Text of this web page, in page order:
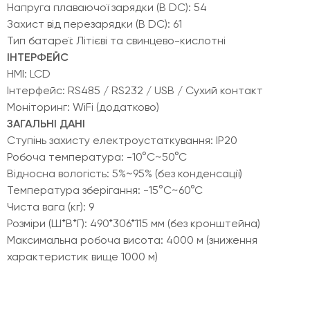
Напруга плаваючої зарядки (В DC): 54
Захист від перезарядки (В DC): 61
Тип батареї: Літієві та свинцево-кислотні
ІНТЕРФЕЙС
HMI: LCD
Інтерфейс: RS485 / RS232 / USB / Сухий контакт
Моніторинг: WiFi (додатково)
ЗАГАЛЬНІ ДАНІ
Ступінь захисту електроустаткування: IP20
Робоча температура: -10°C~50°C
Відносна вологість: 5%~95% (без конденсації)
Температура зберігання: -15°C~60°C
Чиста вага (кг): 9
Розміри (Ш*В*Г): 490*306*115 мм (без кронштейна)
Максимальна робоча висота: 4000 м (зниження
характеристик вище 1000 м)